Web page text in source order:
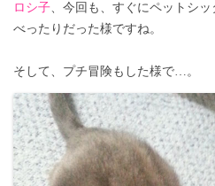
ロシ子、今回も、すぐにペットシッ
べったりだった様ですね。
そして、プチ冒険もした様で…。